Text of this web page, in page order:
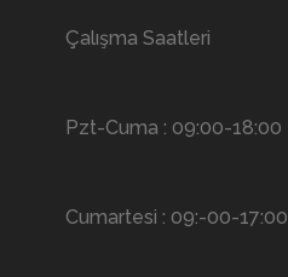
Çalışma Saatleri
Pzt-Cuma : 09:00-18:00
Cumartesi : 09:-00-17:00